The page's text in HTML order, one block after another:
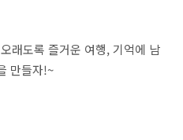
래도록 즐거운 여행, 기억에 남
만들자!~